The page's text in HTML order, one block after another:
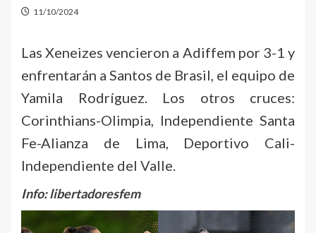
11/10/2024
Las Xeneizes vencieron a Adiffem por 3-1 y
enfrentarán a Santos de Brasil, el equipo de
Yamila Rodríguez. Los otros cruces:
Corinthians-Olimpia, Independiente Santa
Fe-Alianza de Lima, Deportivo Cali-
Independiente del Valle.
Info: libertadoresfem